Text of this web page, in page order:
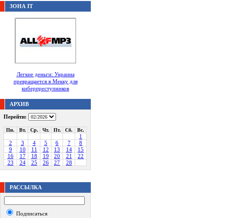
ЗОНА IT
Легкие деньги: Украина
превращается в Мекку для
киберпреступников
АРХИВ
Перейти:
Пн. Вт. Ср. Чт. Пт. Сб. Вс.
1
2
3 4 5 6 7
8
9
10 11 12 13 14
15
16
17 18 19 20 21
22
23
24 25 26 27 28
РАССЫЛКА
Подписаться